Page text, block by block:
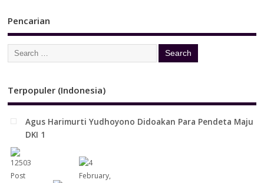
Pencarian
Terpopuler (Indonesia)
Agus Harimurti Yudhoyono Didoakan Para Pendeta Maju
DKI 1